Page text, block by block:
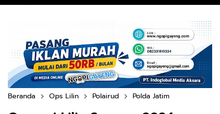
Beranda Ops Lilin Polairud Polda Jatim